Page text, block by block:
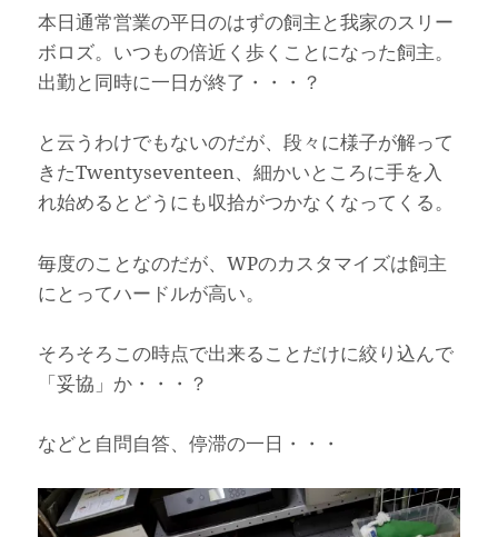
本日通常営業の平日のはずの飼主と我家のスリー
ボロズ。いつもの倍近く歩くことになった飼主。
出勤と同時に一日が終了・・・？
と云うわけでもないのだが、段々に様子が解って
きたTwentyseventeen、細かいところに手を入
れ始めるとどうにも収拾がつかなくなってくる。
毎度のことなのだが、WPのカスタマイズは飼主
にとってハードルが高い。
そろそろこの時点で出来ることだけに絞り込んで
「妥協」か・・・？
などと自問自答、停滞の一日・・・